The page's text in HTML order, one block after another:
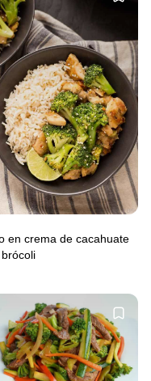
en crema de cacahuate